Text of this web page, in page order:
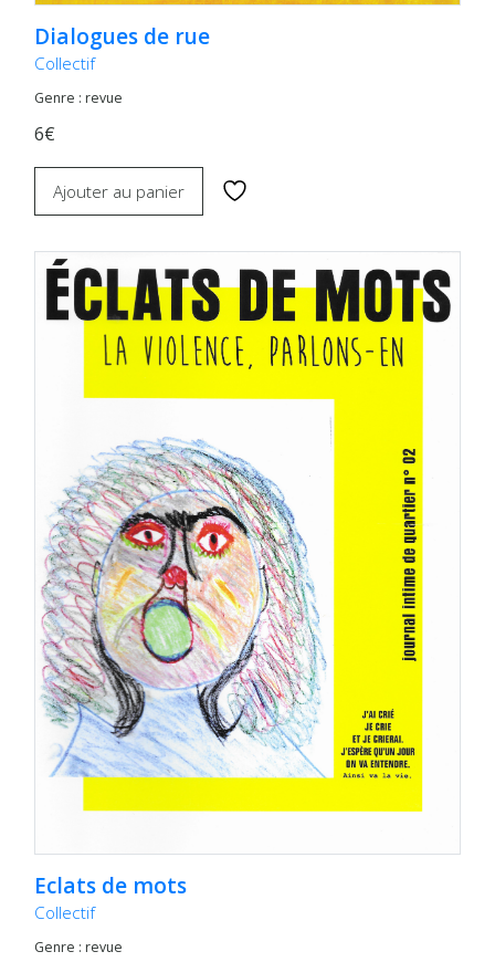
Dialogues de rue
Collectif
Genre : revue
6€
Ajouter au panier
Eclats de mots
Collectif
Genre : revue